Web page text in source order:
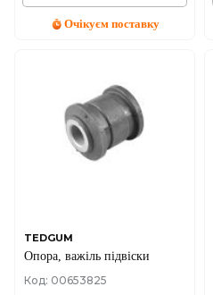
Очікуєм поставку
TEDGUM
Опора, важіль підвіски
Код: 00653825